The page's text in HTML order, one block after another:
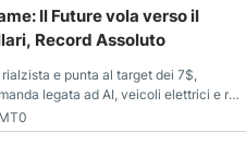
Il Future vola verso il
Record Assoluto
e punta al target dei 7$,
legata ad AI, veicoli elettrici e reti
dal 2028.